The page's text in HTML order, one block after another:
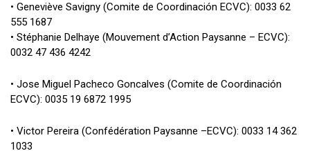
• Geneviève Savigny (Comite de Coordinación ECVC): 0033 62
555 1687
• Stéphanie Delhaye (Mouvement d’Action Paysanne – ECVC):
0032 47 436 4242
• Jose Miguel Pacheco Goncalves (Comite de Coordinación
ECVC): 0035 19 6872 1995
• Victor Pereira (Confédération Paysanne –ECVC): 0033 14 362
1033